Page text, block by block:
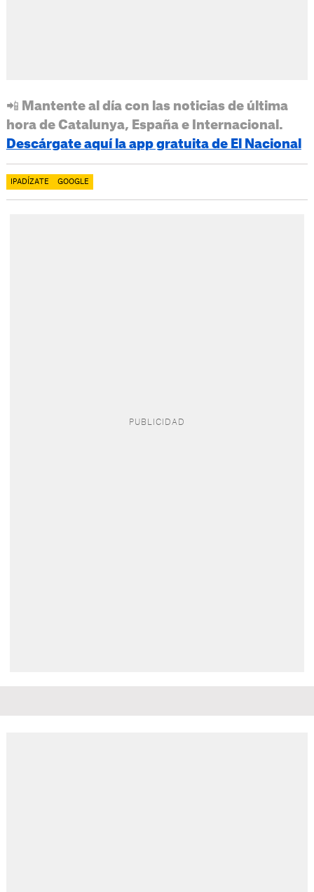
📲 Mantente al día con las noticias de última
hora de Catalunya, España e Internacional.
Descárgate aquí la app gratuita de El Nacional
IPADÍZATE GOOGLE